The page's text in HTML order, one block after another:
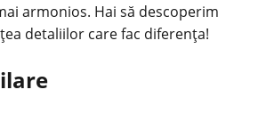
armonios. Hai să descoperim
detaliilor care fac diferența!